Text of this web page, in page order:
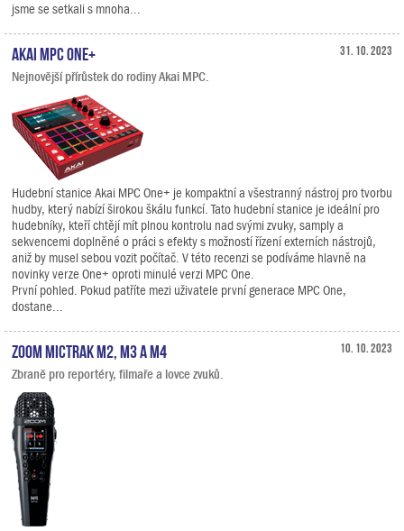
jsme se setkali s mnoha...
31. 10. 2023
Akai MPC One+
Nejnovější přírůstek do rodiny Akai MPC.
Hudební stanice Akai MPC One+ je kompaktní a všestranný nástroj pro tvorbu
hudby, který nabízí širokou škálu funkcí. Tato hudební stanice je ideální pro
hudebníky, kteří chtějí mít plnou kontrolu nad svými zvuky, samply a
sekvencemi doplněné o práci s efekty s možností řízení externích nástrojů,
aniž by musel sebou vozit počítač. V této recenzi se podíváme hlavně na
novinky verze One+ oproti minulé verzi MPC One.
První pohled. Pokud patříte mezi uživatele první generace MPC One,
dostane...
10. 10. 2023
Zoom MicTrak M2, M3 a M4
Zbraně pro reportéry, filmaře a lovce zvuků.